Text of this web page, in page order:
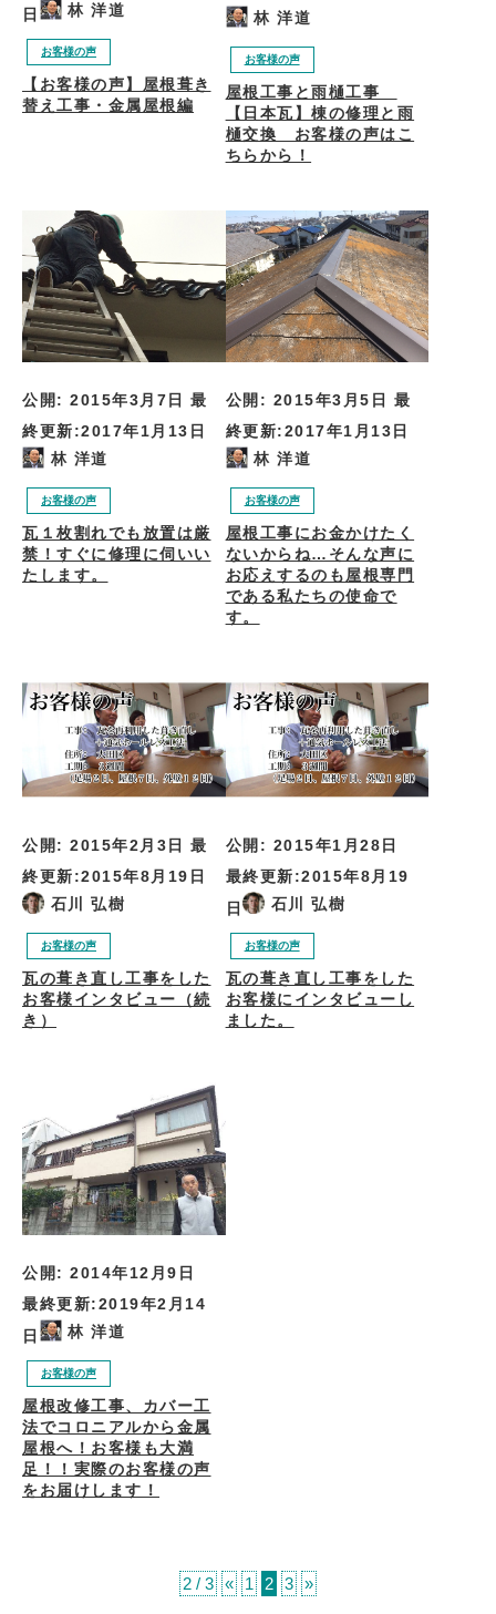
日
林 洋道
お客様の声
【お客様の声】屋根葺き
替え工事・金属屋根編
林 洋道
お客様の声
屋根工事と雨樋工事
【日本瓦】棟の修理と雨
樋交換 お客様の声はこ
ちらから！
公開: 2015年3月7日
最
終更新:2017年1月13日
林 洋道
お客様の声
瓦１枚割れでも放置は厳
禁！すぐに修理に伺いい
たします。
公開: 2015年3月5日
最
終更新:2017年1月13日
林 洋道
お客様の声
屋根工事にお金かけたく
ないからね…そんな声に
お応えするのも屋根専門
である私たちの使命で
す。
公開: 2015年2月3日
最
終更新:2015年8月19日
石川 弘樹
お客様の声
瓦の葺き直し工事をした
お客様インタビュー（続
き）
公開: 2015年1月28日
最終更新:2015年8月19
日
石川 弘樹
お客様の声
瓦の葺き直し工事をした
お客様にインタビューし
ました。
公開: 2014年12月9日
最終更新:2019年2月14
日
林 洋道
お客様の声
屋根改修工事、カバー工
法でコロニアルから金属
屋根へ！お客様も大満
足！！実際のお客様の声
をお届けします！
2 / 3 « 1 2 3 »